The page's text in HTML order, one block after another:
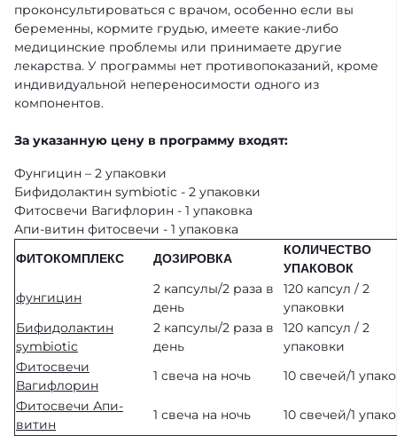
проконсультироваться с врачом, особенно если вы
беременны, кормите грудью, имеете какие-либо
медицинские проблемы или принимаете другие
лекарства. У программы нет противопоказаний, кроме
индивидуальной непереносимости одного из
компонентов.
За указанную цену в программу входят:
Фунгицин – 2 упаковки
Бифидолактин symbiotic - 2 упаковки
Фитосвечи Вагифлорин - 1 упаковка
Апи-витин фитосвечи - 1 упаковка
ФИТОКОМПЛЕКС ДОЗИРОВКА
КОЛИЧЕСТВО
УПАКОВОК
фунгицин
2 капсулы/2 раза в
день
120 капсул / 2
упаковки
Бифидолактин
symbiotic
2 капсулы/2 раза в
день
120 капсул / 2
упаковки
Фитосвечи
Вагифлорин
1 свеча на ночь
10 свечей/1
Фитосвечи Апи-
витин
1 свеча на ночь 10 свечей/1